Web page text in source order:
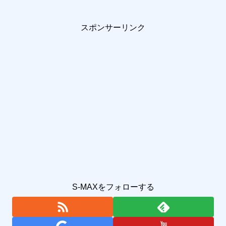
スポンサーリンク
S-MAXをフォローする